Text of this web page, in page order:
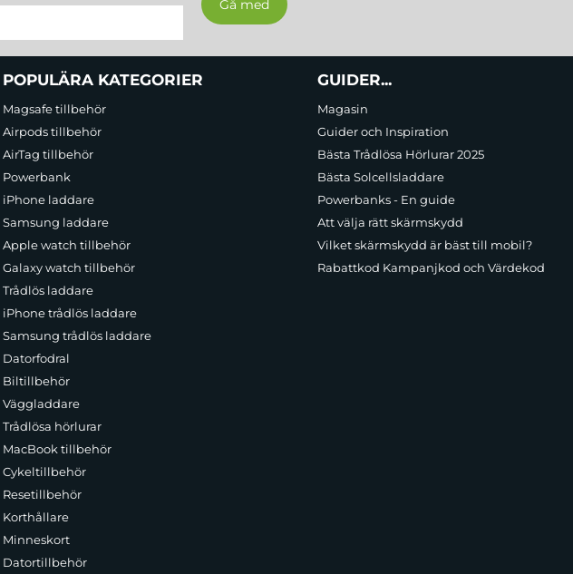
POPULÄRA KATEGORIER
Magsafe tillbehör
Airpods tillbehör
AirTag tillbehör
Powerbank
iPhone laddare
Samsung laddare
Apple watch tillbehör
Galaxy watch tillbehör
Trådlös laddare
iPhone trådlös laddare
Samsung trådlös laddare
Datorfodral
Biltillbehör
Väggladdare
Trådlösa hörlurar
MacBook tillbehör
Cykeltillbehör
Resetillbehör
Korthållare
Minneskort
Datortillbehör
GUIDER...
Magasin
Guider och Inspiration
Bästa Trådlösa Hörlurar 2025
Bästa Solcellsladdare
Powerbanks - En guide
Att välja rätt skärmskydd
Vilket skärmskydd är bäst till mobil?
Rabattkod Kampanjkod och Värdekod